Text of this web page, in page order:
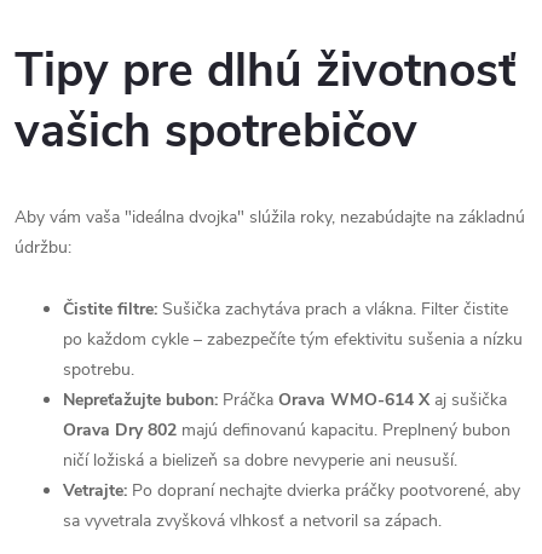
Tipy pre dlhú životnosť
vašich spotrebičov
Aby vám vaša "ideálna dvojka" slúžila roky, nezabúdajte na základnú
údržbu:
Čistite filtre: Sušička zachytáva prach a vlákna. Filter čistite
po každom cykle – zabezpečíte tým efektivitu sušenia a nízku
spotrebu.
Nepreťažujte bubon: Práčka Orava WMO-614 X aj sušička
Orava Dry 802 majú definovanú kapacitu. Preplnený bubon
ničí ložiská a bielizeň sa dobre nevyperie ani neusuší.
Vetrajte: Po dopraní nechajte dvierka práčky pootvorené, aby
sa vyvetrala zvyšková vlhkosť a netvoril sa zápach.